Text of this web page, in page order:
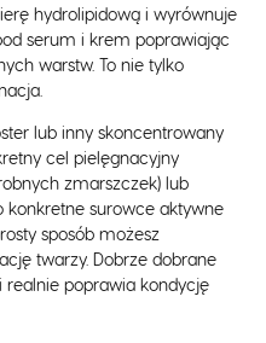
hydrolipidową i wyrównuje
serum i krem poprawiając
warstw. To nie tylko
lub inny skoncentrowany
cel pielęgnacyjny
zmarszczek) lub
surowce aktywne
sposób możesz
twarzy. Dobrze dobrane
realnie poprawia kondycję